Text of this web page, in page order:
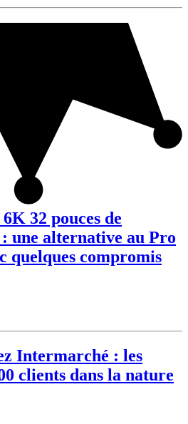
32 pouces de
une alternative au Pro
quelques compromis
Intermarché : les
clients dans la nature